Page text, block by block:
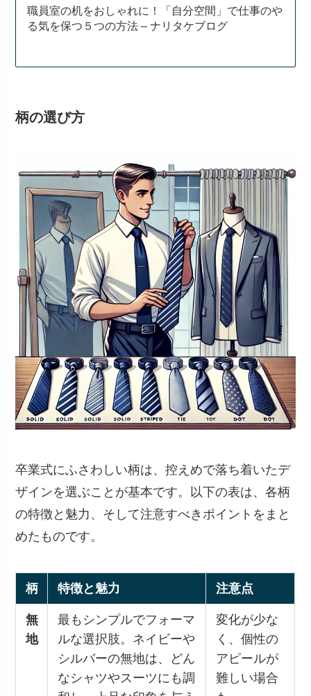
職員室の机をおしゃれに！「自分空間」で仕事のや
る気を保つ５つの方法 – ナリタケブログ
柄の選び方
卒業式にふさわしい柄は、控えめで落ち着いたデ
ザインを選ぶことが基本です。以下の表は、各柄
の特徴と魅力、そして注意すべきポイントをまと
めたものです。
柄 特徴と魅力 注意点
無
地
最もシンプルでフォーマ
ルな選択肢。ネイビーや
シルバーの無地は、どん
なシャツやスーツにも調
変化が少な
く、個性の
アピールが
難しい場合